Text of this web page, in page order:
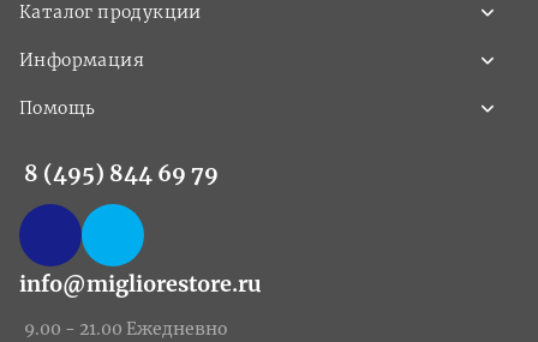
Каталог продукции
Информация
Помощь
8 (495) 844 69 79
info@migliorestore.ru
9.00 - 21.00 Ежедневно